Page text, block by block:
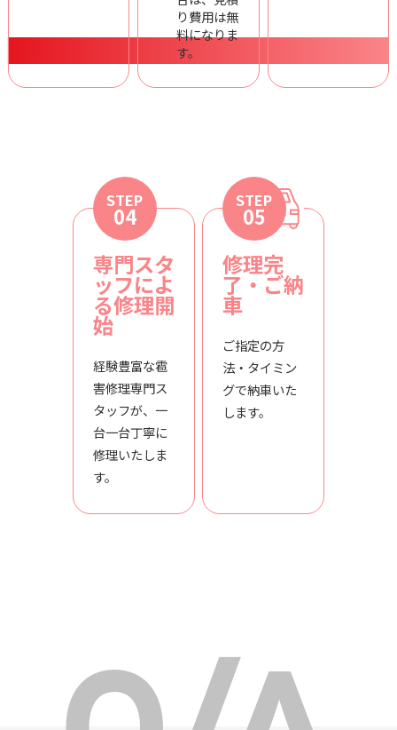
り費用は無
料になりま
す。
STEP
04
専門スタ
ッフによ
る修理開
始
経験豊富な雹
害修理専門ス
タッフが、一
台一台丁寧に
修理いたしま
す。
STEP
05
修理完
了・ご納
車
ご指定の方
法・タイミン
グで納車いた
します。